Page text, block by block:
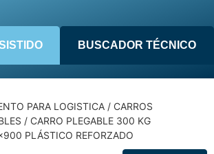
BUSCADOR TÉCNICO
PARA LOGISTICA / CARROS
/ CARRO PLEGABLE 300 KG
PLÁSTICO REFORZADO